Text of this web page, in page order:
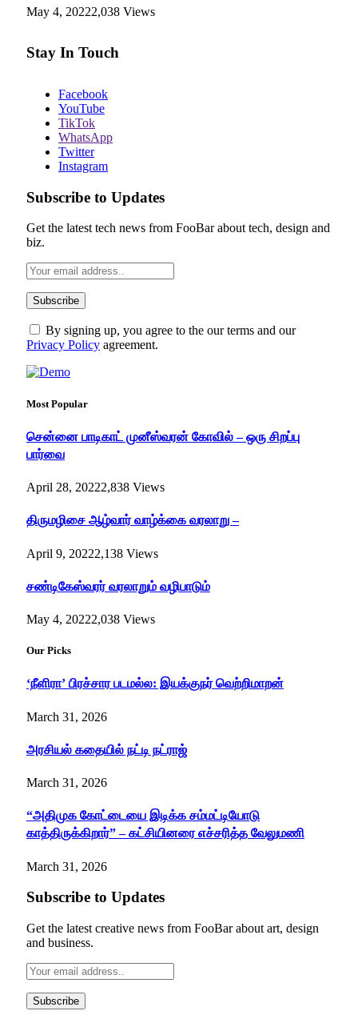
May 4, 20222,038 Views
Stay In Touch
Facebook
YouTube
TikTok
WhatsApp
Twitter
Instagram
Subscribe to Updates
Get the latest tech news from FooBar about tech, design and
biz.
By signing up, you agree to the our terms and our
Privacy Policy agreement.
Most Popular
சென்னை பாடிகாட் முனீஸ்வரன் கோவில் – ஒரு சிறப்பு
பார்வை
April 28, 20222,838 Views
திருமழிசை ஆழ்வார் வாழ்க்கை வரலாறு –
April 9, 20222,138 Views
சண்டிகேஸ்வரர் வரலாறும் வழிபாடும்
May 4, 20222,038 Views
Our Picks
‘நீளிரா’ பிரச்சார படமல்ல: இயக்குநர் வெற்றிமாறன்
March 31, 2026
அரசியல் கதையில் நட்டி நட்ராஜ்
March 31, 2026
“அதிமுக கோட்டையை இடிக்க சம்மட்டியோடு
காத்திருக்கிறார்” – கட்சியினரை எச்சரித்த வேலுமணி
March 31, 2026
Subscribe to Updates
Get the latest creative news from FooBar about art, design
and business.